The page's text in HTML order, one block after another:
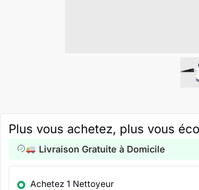
Plus vous achetez, plus vous
Livraison Gratuite à Domicile
Achetez 1 Nettoyeur